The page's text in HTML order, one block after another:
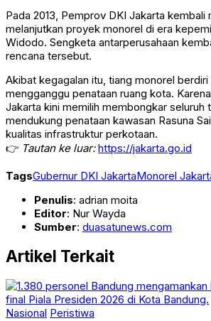
Pada 2013, Pemprov DKI Jakarta kembali
melanjutkan proyek monorel di era
Widodo. Sengketa antarperusahaan
rencana tersebut.
Akibat kegagalan itu, tiang monorel
mengganggu penataan ruang kota.
Jakarta kini memilih membongkar seluruh
mendukung penataan kawasan Rasuna
kualitas infrastruktur perkotaan.
👉 Tautan ke luar: https://jakarta.go.id
TagsGubernur DKI JakartaMonorel
Penulis: adrian moita
Editor: Nur Wayda
Sumber: duasatunews.com
Artikel Terkait
Nasional Peristiwa